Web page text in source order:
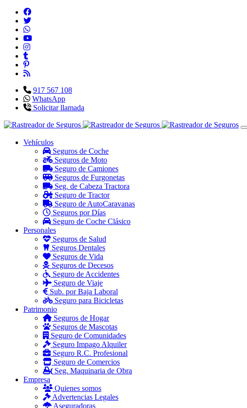
917 567 108
WhatsApp
Solicitar llamada
Vehículos
Seguros de Coche
Seguros de Moto
Seguro de Camiones
Seguros de Furgonetas
Seg. de Cabeza Tractora
Seguro de Tractor
Seguro de AutoCaravanas
Seguros por Días
Seguro de Coche Clásico
Personales
Seguros de Salud
Seguros Dentales
Seguros de Vida
Seguros de Decesos
Seguro de Accidentes
Seguro de Viaje
Sub. por Baja Laboral
Seguro para Bicicletas
Patrimonio
Seguros de Hogar
Seguros de Mascotas
Seguro de Comunidades
Seguro Impago Alquiler
Seguro R.C. Profesional
Seguro de Comercios
Seg. Maquinaria de Obra
Empresa
Quienes somos
Advertencias Legales
Aseguradoras